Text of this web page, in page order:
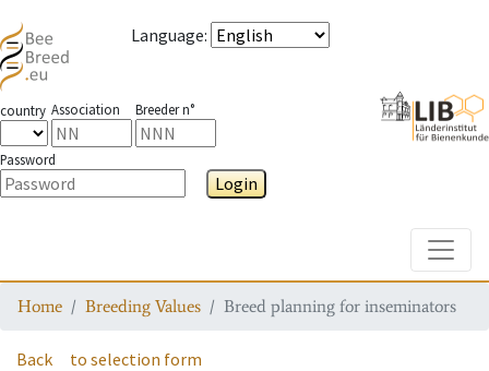
Language:
country Association Breeder n°
Password
Login
Home Breeding Values Breed planning for inseminators
Back to selection form